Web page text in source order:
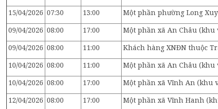
15/04/2026 07:30 13:00
Một phần phường Long
09/04/2026 08:00 17:00
Một phần xã An Châu (khu
09/04/2026 08:00 11:00
Khách hàng XNĐN thuộc
10/04/2026 08:00 11:00
Một phần xã An Châu (khu
10/04/2026 08:00 17:00
Một phần xã Vĩnh An (khu
12/04/2026 08:00 17:00
Một phần xã Vĩnh Hanh